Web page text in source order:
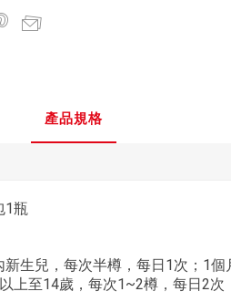
產品規格
1瓶
新生兒，每次半樽，每日1次；1個
上至14歲，每次1~2樽，每日2次